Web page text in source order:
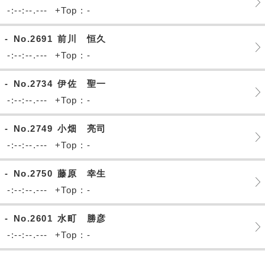
-:--:--.---
+Top : -
- No.2691 前川 恒久
-:--:--.---
+Top : -
- No.2734 伊佐 聖一
-:--:--.---
+Top : -
- No.2749 小畑 亮司
-:--:--.---
+Top : -
- No.2750 藤原 幸生
-:--:--.---
+Top : -
- No.2601 水町 勝彦
-:--:--.---
+Top : -